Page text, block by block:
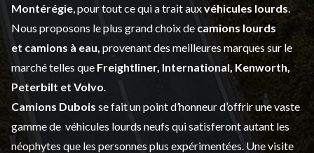
Montérégie , pour tout ce qui a trait auxvéhicules lourds
Nous proposons le plus grand choix de camions lourds
et camions à eau, provenant des meilleures marques sur le
marché telles que Freightliner, International, Kenworth,
Peterbilt et Volvo
Camions Dubois se fait un point d’honneur d’offrir une vaste
gamme de véhicules lourds neufs qui satisferont autant les
néophytes que les personnes plus expérimentées. Une visite